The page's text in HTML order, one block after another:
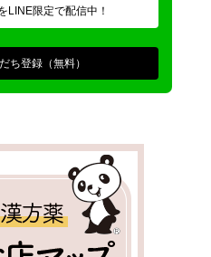
LINE限定で配信中！
ち登録（無料）